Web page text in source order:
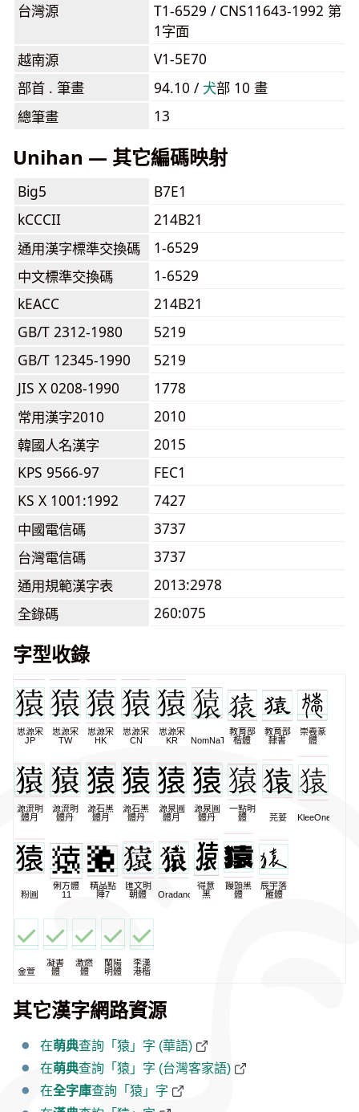
台灣源
T1-6529 / CNS11643-1992 第
1字面
越南源
V1-5E70
部首 . 筆畫
94.10 / ⽝部 10 畫
總筆畫
13
Unihan — 其它編碼映射
Big5
B7E1
kCCCII
214B21
通用漢字標準交換碼
1-6529
中文標準交換碼
1-6529
kEACC
214B21
GB/T 2312-1980
5219
GB/T 12345-1990
5219
JIS X 0208-1990
1778
常用漢字2010
2010
韓國人名漢字
2015
KPS 9566-97
FEC1
KS X 1001:1992
7427
中國電信碼
3737
台灣電信碼
3737
通用規範漢字表
2013:2978
全錄碼
260:075
字型收錄
思源宋
JP
思源宋
TW
思源宋
HK
思源宋
CN
思源宋
KR
NomNaTong
教育部
楷體
教育部
隸書
崇羲篆
體
源流明
體月
源流明
體丹
源石黑
體月
源石黑
體丹
源泉圓
體月
源泉圓
體丹
一點明
體
芫荽 KleeOne
粉圓
俐方體
11
精品點
陣7
匯文明
朝體
Oradano
得意
黑
饅頭黑
體
辰宇落
雁體
金萱
凝書
體
激燃
體
蘭陽
明體
李漢
港楷
其它漢字網路資源
在萌典查詢「猿」字 (華語)
在萌典查詢「猿」字 (台灣客家語)
在全字庫查詢「猿」字